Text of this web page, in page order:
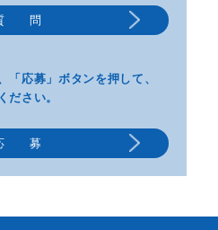
「応募」ボタンを押して、
ださい。
問
募